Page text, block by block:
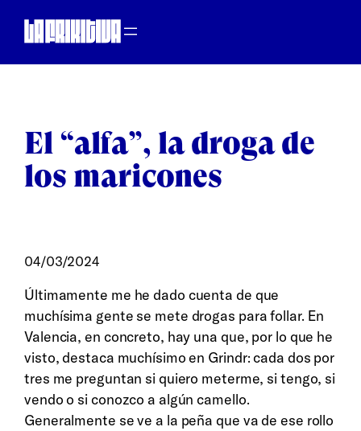
El “alfa”, la droga de
los maricones
04/03/2024
Últimamente me he dado cuenta de que
muchísima gente se mete drogas para follar. En
Valencia, en concreto, hay una que, por lo que he
visto, destaca muchísimo en Grindr: cada dos por
tres me preguntan si quiero meterme, si tengo, si
vendo o si conozco a algún camello.
Generalmente se ve a la peña que va de ese rollo